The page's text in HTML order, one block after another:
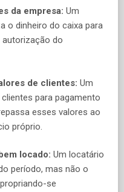
da empresa: Um
o dinheiro do caixa para
do
de clientes: Um
para pagamento
esses valores ao
próprio.
locado: Um locatário
período, mas não o
se